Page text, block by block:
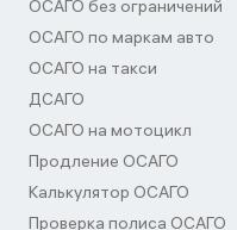
ОСАГО без ограничений
ОСАГО по маркам авто
ОСАГО на такси
ДСАГО
ОСАГО на мотоцикл
Продление ОСАГО
Калькулятор ОСАГО
Проверка полиса ОСАГО